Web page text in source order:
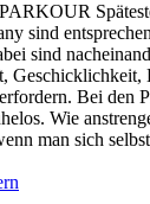
sind
sind
Geschicklichkeit,
Bei den
Wie
man sich